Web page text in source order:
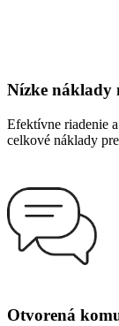
Nízke náklady
Efektívne riadenie
celkové náklady
Otvorená